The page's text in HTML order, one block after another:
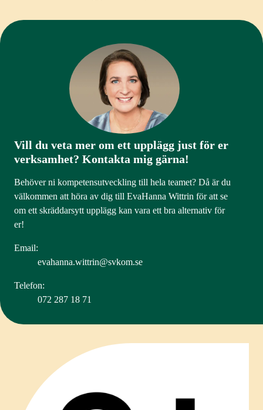
Vill du veta mer om ett upplägg just för er
verksamhet? Kontakta mig gärna!
Behöver ni kompetensutveckling till hela teamet? Då är du
välkommen att höra av dig till EvaHanna Wittrin för att se
om ett skräddarsytt upplägg kan vara ett bra alternativ för
er!
Email:
evahanna.wittrin@svkom.se
Telefon:
072 287 18 71